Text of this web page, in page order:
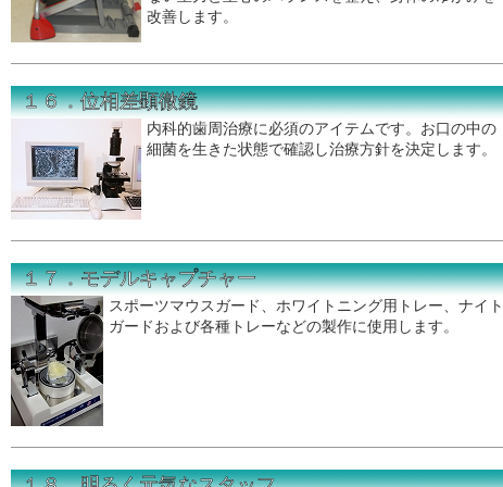
改善します。
１６．位相差顕微鏡
内科的歯周治療に必須のアイテムです。お口の中の
細菌を生きた状態で確認し治療方針を決定します。
１７．モデルキャプチャー
スポーツマウスガード、ホワイトニング用トレー、ナイト
ガードおよび各種トレーなどの製作に使用します。